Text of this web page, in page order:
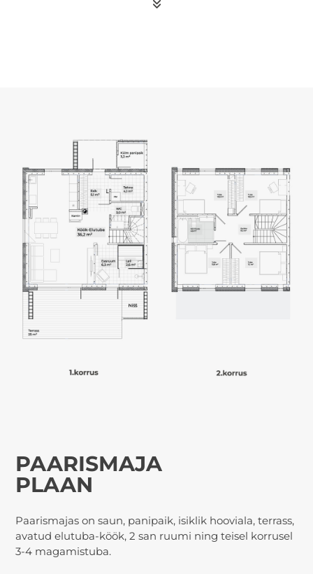
PAARISMAJA
PLAAN
Paarismajas on saun, panipaik, isiklik hooviala, terrass,
avatud elutuba-köök, 2 san ruumi ning teisel korrusel
3-4 magamistuba.